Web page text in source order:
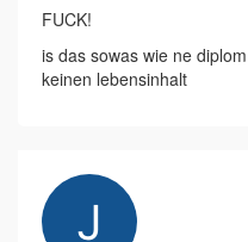
FUCK!
is das sowas wie ne
keinen lebensinhalt